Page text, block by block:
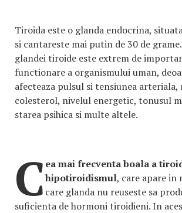
Tiroida este o glanda endocrina,
si cantareste mai putin de 30 de
glandei tiroide este extrem de
functionare a organismului uman,
afecteaza pulsul si tensiunea arteriala,
colesterol, nivelul energetic, tonusul
starea psihica si multe altele.
C ea mai frecventa boala a
hipotiroidismul, care apare
care glanda nu reuseste sa
suficienta de hormoni tiroidieni. In